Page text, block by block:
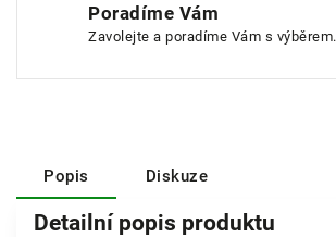
Poradíme Vám
Zavolejte a poradíme Vám s výběrem.
Popis Diskuze
Detailní popis produktu